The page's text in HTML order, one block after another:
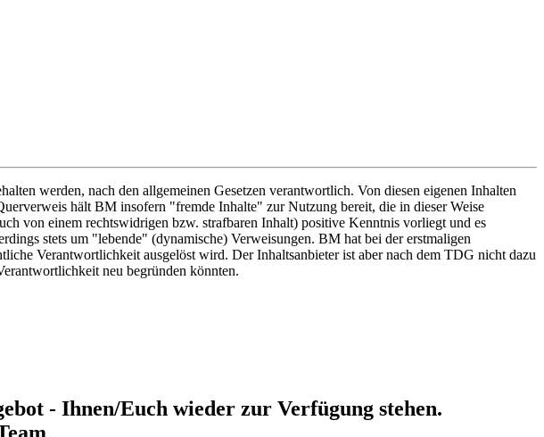
werden, nach den allgemeinen Gesetzen verantwortlich. Von diesen eigenen Inhalten
hält BM insofern "fremde Inhalte" zur Nutzung bereit, die in dieser Weise
von einem rechtswidrigen bzw. strafbaren Inhalt) positive Kenntnis vorliegt und es
stets um "lebende" (dynamische) Verweisungen. BM hat bei der erstmaligen
Verantwortlichkeit ausgelöst wird. Der Inhaltsanbieter ist aber nach dem TDG nicht dazu
neu begründen könnten.
- Ihnen/Euch wieder zur Verfügung stehen.